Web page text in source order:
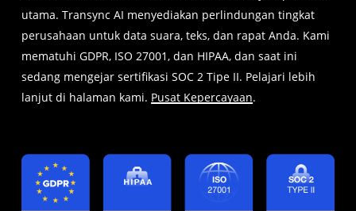
utama. Transync AI menyediakan perlindungan tingkat
perusahaan untuk data suara, teks, dan rapat Anda. Kami
mematuhi GDPR, ISO 27001, dan HIPAA, dan saat ini
sedang mengejar sertifikasi SOC 2 Tipe II. Pelajari lebih
lanjut di halaman kami. Pusat Kepercayaan.